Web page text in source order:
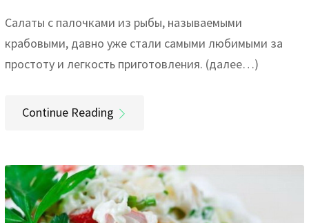
Салаты с палочками из рыбы, называемыми
крабовыми, давно уже стали самыми любимыми за
простоту и легкость приготовления. (далее…)
Continue Reading